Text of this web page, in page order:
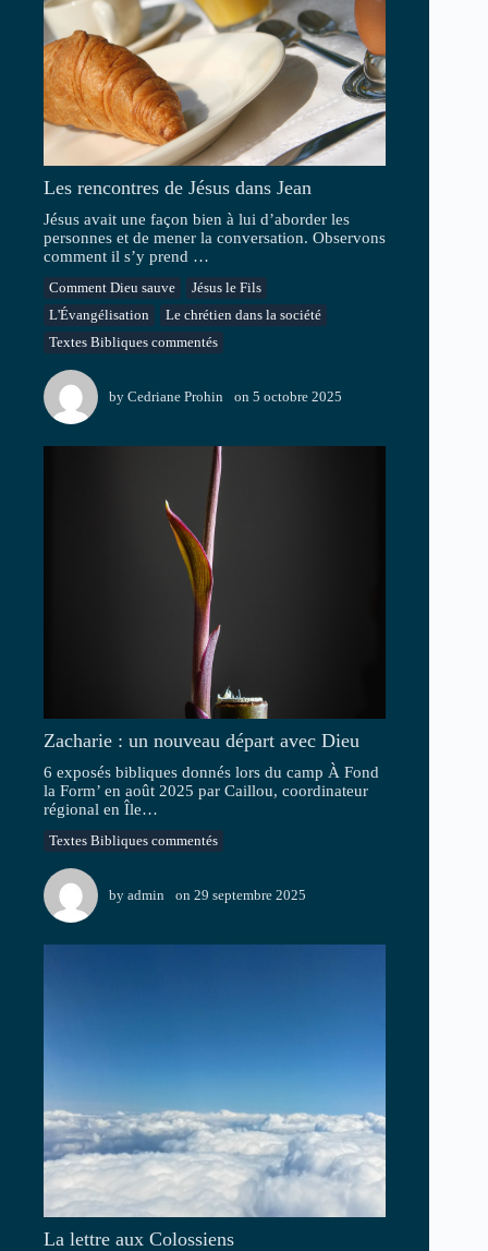
Les rencontres de Jésus dans Jean
Comment Dieu sauve
Jésus le Fils
L'Évangélisation
Le chrétien dans la société
Textes Bibliques commentés
Jésus avait une façon bien à lui d’aborder les
personnes et de mener la conversation. Observons
comment il s’y prend …
by Cedriane Prohin on 5 octobre 2025
Zacharie : un nouveau départ avec Dieu
Textes Bibliques commentés
6 exposés bibliques donnés lors du camp À Fond
la Form’ en août 2025 par Caillou, coordinateur
régional en Île…
by admin on 29 septembre 2025
La lettre aux Colossiens